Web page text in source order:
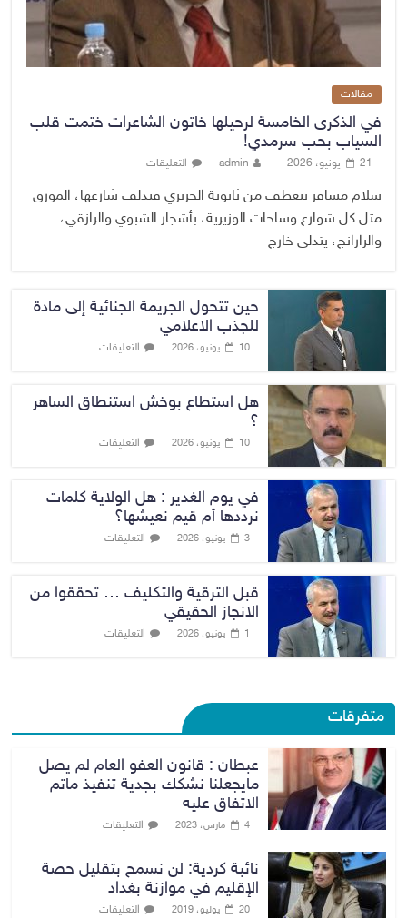
مقالات
في الذكرى الخامسة لرحيلها خاتون الشاعرات ختمت قلب
السياب بحب سرمدي!
21 يونيو، 2026 admin التعليقات
سلام مسافر تنعطف من ثانوية الحريري فتدلف شارعها، المورق
مثل كل شوارع وساحات الوزيرية، بأشجار الشبوي والرازقي،
والرارانج، يتدلى خارج
حين تتحول الجريمة الجنائية إلى مادة
للجذب الاعلامي
10 يونيو، 2026 التعليقات
هل استطاع بوخش استنطاق الساهر
؟
10 يونيو، 2026 التعليقات
في يوم الغدير : هل الولاية كلمات
نرددها أم قيم نعيشها؟
3 يونيو، 2026 التعليقات
قبل الترقية والتكليف … تحققوا من
الانجاز الحقيقي
1 يونيو، 2026 التعليقات
متفرقات
عبطان : قانون العفو العام لم يصل
مايجعلنا نشكك بجدية تنفيذ ماتم
الاتفاق عليه
4 مارس، 2023 التعليقات
نائبة كردية: لن نسمح بتقليل حصة
الإقليم في موازنة بغداد
20 يوليو، 2019 التعليقات